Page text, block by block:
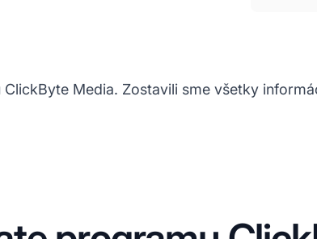
Media. Zostavili sme všetky